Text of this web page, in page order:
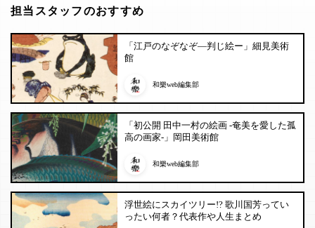
担当スタッフのおすすめ
「江戸のなぞなぞ―判じ絵ー」細見美術
館
和樂web編集部
「初公開 田中一村の絵画 -奄美を愛した孤
高の画家-」岡田美術館
和樂web編集部
浮世絵にスカイツリー!? 歌川国芳ってい
ったい何者？代表作や人生まとめ